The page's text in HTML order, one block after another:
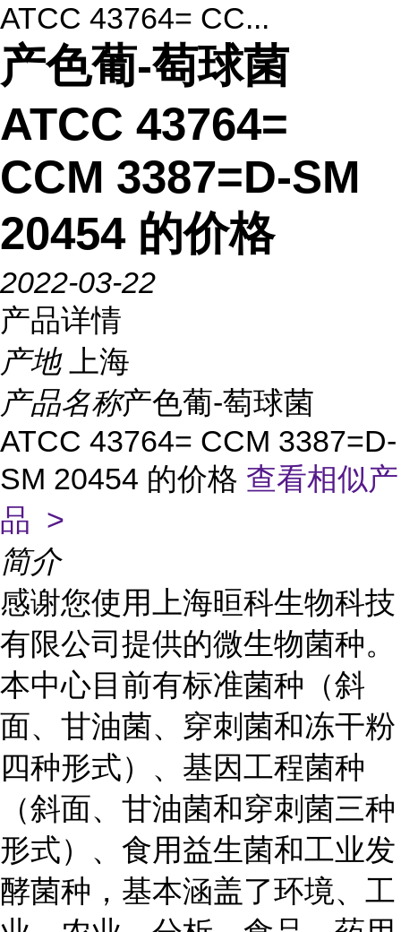
ATCC 43764= CC...
产色葡-萄球菌
ATCC 43764=
CCM 3387=D-SM
20454 的价格
2022-03-22
产品详情
产地
上海
产品名称产色葡-萄球菌
ATCC 43764= CCM 3387=D-
SM 20454 的价格 查看相似产
品 >
简介
感谢您使用上海晅科生物科技
有限公司提供的微生物菌种。
本中心目前有标准菌种（斜
面、甘油菌、穿刺菌和冻干粉
四种形式）、基因工程菌种
（斜面、甘油菌和穿刺菌三种
形式）、食用益生菌和工业发
酵菌种，基本涵盖了环境、工